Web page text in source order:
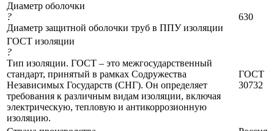
Диаметр оболочки
?
Диаметр защитной оболочки труб в ППУ изоляции
630
ГОСТ изоляции
?
Тип изоляции. ГОСТ – это межгосударственный
стандарт, принятый в рамках Содружества
Независимых Государств (СНГ). Он определяет
требования к различным видам изоляции, включая
электрическую, тепловую и антикоррозионную
изоляцию.
ГОСТ
30732